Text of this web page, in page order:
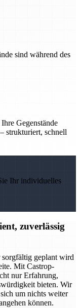
sind während des
Gegenstände
strukturiert, schnell
Ihr individuelles
zuverlässig
geplant wird
Mit Castrop-
nur Erfahrung,
bieten. Wir
um nichts weiter
können.